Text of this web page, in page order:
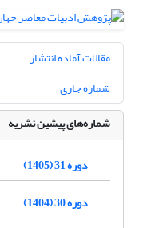
مقالات آماده انتشار
شماره جاری
شماره‌های پیشین نشریه
دوره 31 (1405)
دوره 30 (1404)